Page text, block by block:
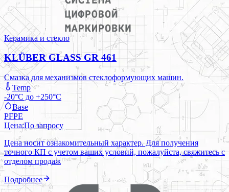
Керамика и стекло
KLÜBER GLASS GR 461
Смазка для механизмов стеклоформующих машин.
Temp
-20°C до +250°C
Base
PFPE
Цена:По запросу
Цена носит ознакомительный характер. Для получения
точного КП с учетом ваших условий, пожалуйста, свяжитесь с
отделом продаж
Подробнее